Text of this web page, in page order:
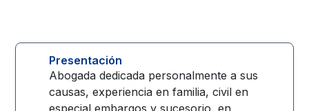
Presentación
Abogada dedicada personalmente a sus
causas, experiencia en familia, civil en
especial embargos y sucesorio, en